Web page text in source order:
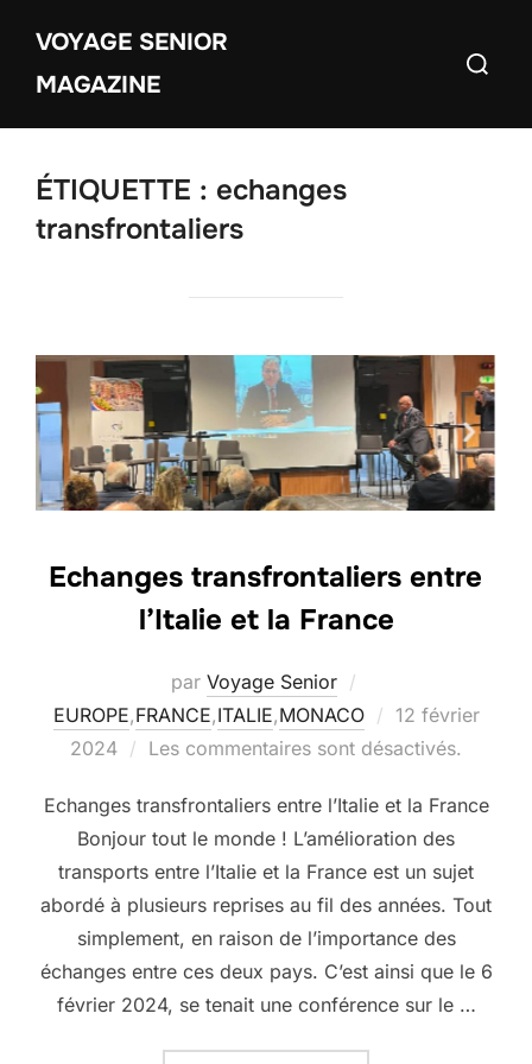
contenu
VOYAGE SENIOR
MAGAZINE
ÉTIQUETTE : echanges
transfrontaliers
Echanges transfrontaliers entre
l’Italie et la France
par Voyage Senior
EUROPE,FRANCE,ITALIE,MONACO
Publié
le
12 février
2024
Les commentaires sont désactivés.
Echanges transfrontaliers entre l’Italie et la France
Bonjour tout le monde ! L’amélioration des
transports entre l’Italie et la France est un sujet
abordé à plusieurs reprises au fil des années. Tout
simplement, en raison de l’importance des
échanges entre ces deux pays. C’est ainsi que le 6
février 2024, se tenait une conférence sur le …